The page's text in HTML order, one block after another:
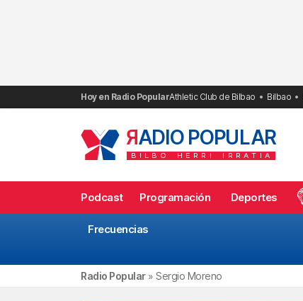
Hoy en Radio PopularAthletic Club de Bilbao Bilbao
RADIO POPULAR
BILBO HERRI IRRATIA
Podcast Programación Deportes
Frecuencias
Radio Popular» Sergio Moreno